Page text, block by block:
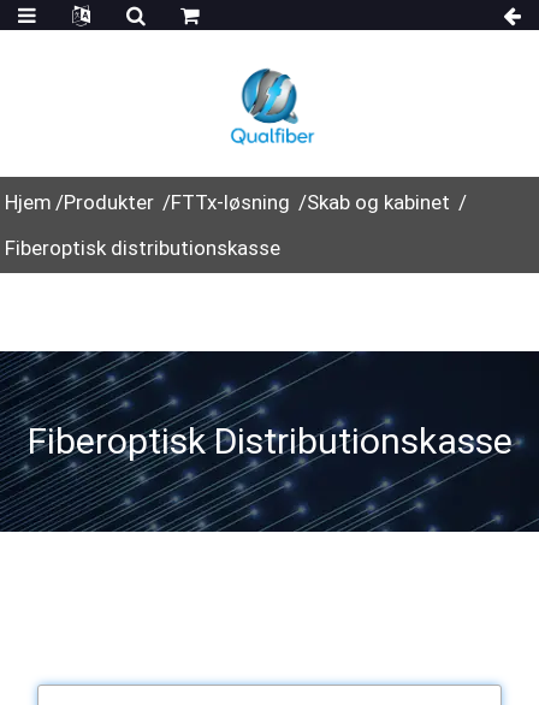
Hjem Produkter FTTx-løsning
Skab og kabinet
Fiberoptisk distributionskasse
Fiberoptisk Distributionskasse